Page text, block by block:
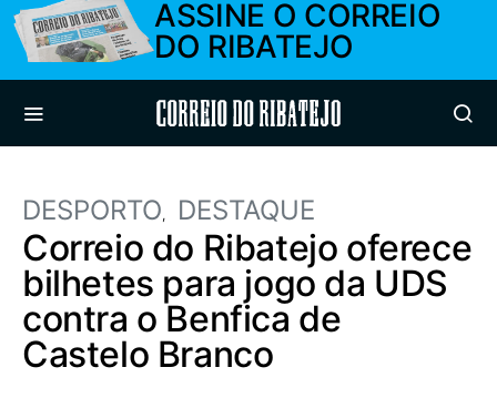
ASSINE O CORREIO
DO RIBATEJO
Correio do Ribatejo
DESPORTO DESTAQUE
Correio do Ribatejo oferece
bilhetes para jogo da UDS
contra o Benfica de
Castelo Branco